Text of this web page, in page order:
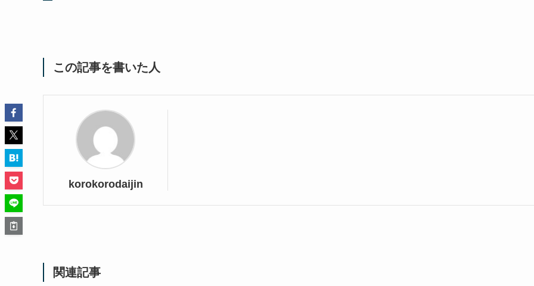
この記事を書いた人
korokorodaijin
関連記事